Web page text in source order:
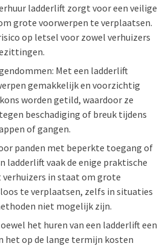
ladderlift zorgt voor een veilige
grote voorwerpen te verplaatsen.
op letsel voor zowel verhuizers
Met een ladderlift
gemakkelijk en voorzichtig
worden getild, waardoor ze
beschadiging of breuk tijdens
of gangen.
panden met beperkte toegang of
ladderlift vaak de enige praktische
in staat om grote
te verplaatsen, zelfs in situaties
niet mogelijk zijn.
het huren van een ladderlift een
het op de lange termijn kosten